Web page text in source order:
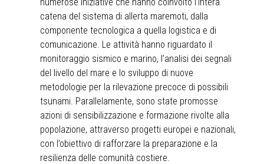
catena del sistema di allerta maremoti, dalla
componente tecnologica a quella logistica e di
comunicazione. Le attività hanno riguardato il
monitoraggio sismico e marino, l’analisi dei segnali
del livello del mare e lo sviluppo di nuove
metodologie per la rilevazione precoce di possibili
tsunami. Parallelamente, sono state promosse
azioni di sensibilizzazione e formazione rivolte alla
popolazione, attraverso progetti europei e nazionali,
con l’obiettivo di rafforzare la preparazione e la
resilienza delle comunità costiere.